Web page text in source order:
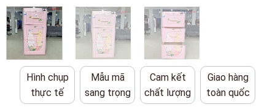
Hình chụp
thực tế
Mẫu mã
sang trọng
Cam kết
chất lượng
Giao hàng
toàn quốc